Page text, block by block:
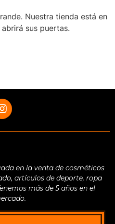
Nuestra tienda está en
sus puertas.
en la venta de cosméticos
artículos de deporte, ropa
más de 5 años en el